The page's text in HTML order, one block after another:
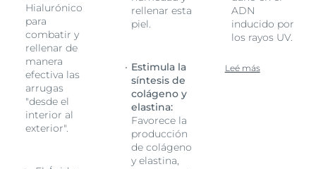
Hialurónico
para
combatir y
rellenar de
manera
efectiva las
arrugas
"desde el
interior al
exterior".
rellenar esta
piel.
Estimula la
síntesis de
colágeno y
elastina:
Favorece la
producción
de colágeno
y elastina,
ADN
inducido por
los rayos UV.
Leé más